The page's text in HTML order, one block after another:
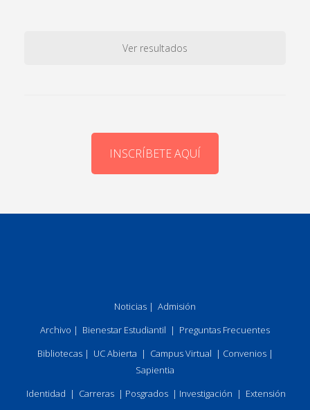
Ver resultados
INSCRÍBETE AQUÍ
Noticias | Admisión
Archivo | Bienestar Estudiantil | Preguntas Frecuentes
Bibliotecas| UC Abierta | Campus Virtual | Convenios|
Sapientia
Identidad | Carreras | Posgrados | Investigación | Extensión